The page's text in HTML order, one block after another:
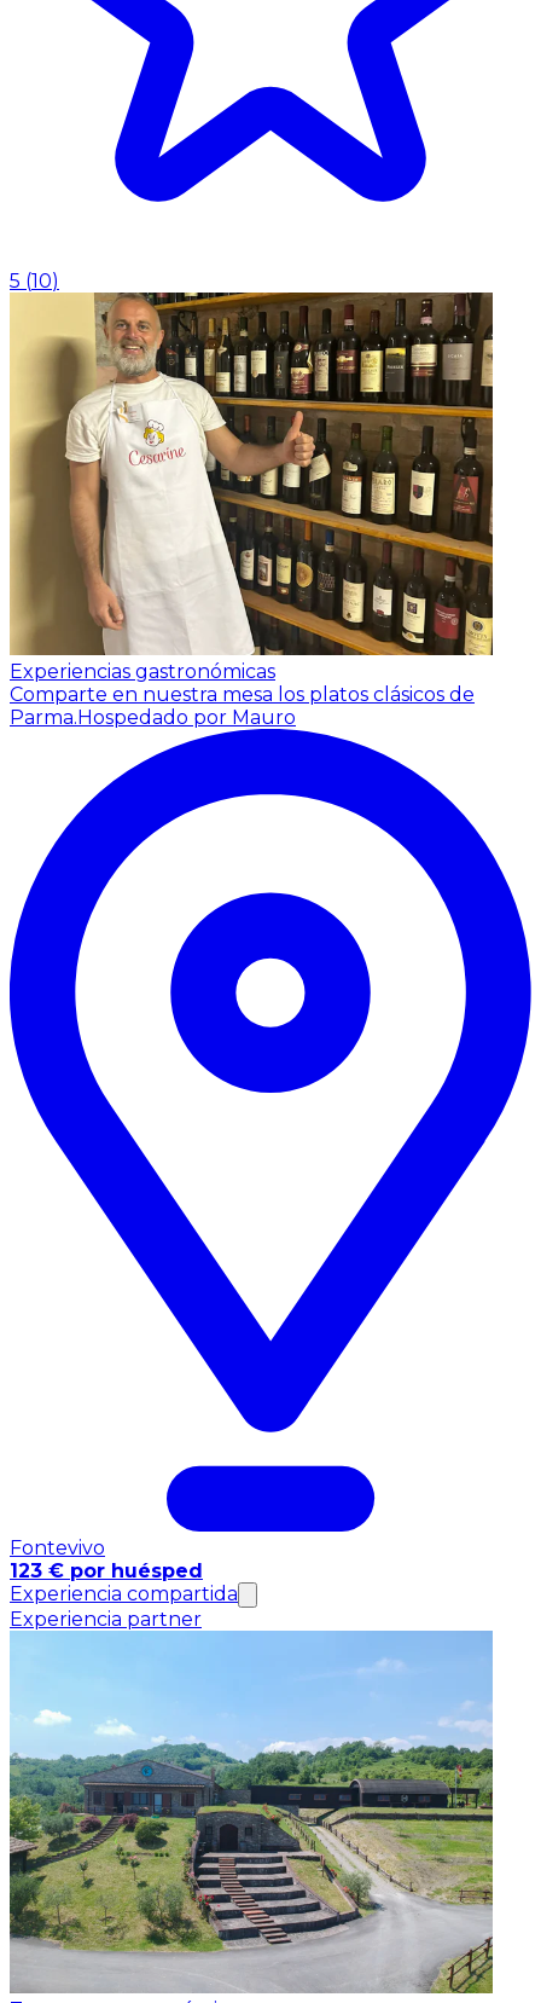
5 (10)
Experiencias gastronómicas
Comparte en nuestra mesa los platos clásicos de
Parma.Hospedado por Mauro
Fontevivo
123 € por huésped
Experiencia compartida
Experiencia partner